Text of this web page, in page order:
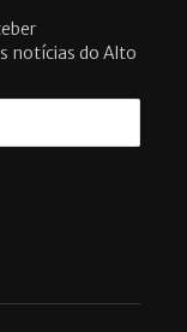
notícias do Alto